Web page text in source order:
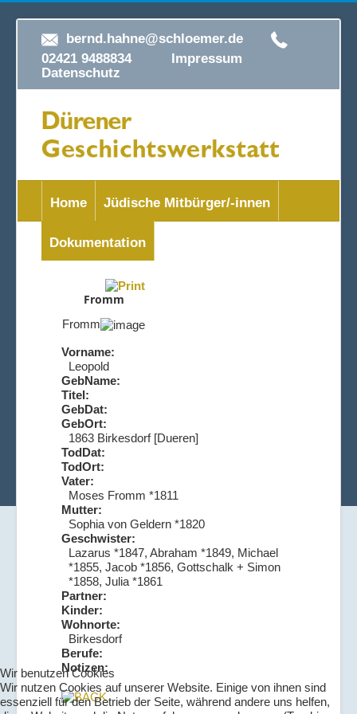
bernd.hahne@schloemer.de
02421 9488834 Impressum
Datenschutz
Home Jüdische Mitbürger/-innen
Dokumentation
Fromm
Fromm
Vorname:
Leopold
GebName:
Titel:
GebDat:
GebOrt:
1863 Birkesdorf [Dueren]
TodDat:
TodOrt:
Vater:
Moses Fromm *1811
Mutter:
Sophia von Geldern *1820
Geschwister:
Lazarus *1847, Abraham *1849, Michael
*1855, Jacob *1856, Gottschalk + Simon
*1858, Julia *1861
Partner:
Kinder:
Wohnorte:
Birkesdorf
Berufe:
Notizen:
Wir benutzen Cookies
Wir nutzen Cookies auf unserer Website. Einige von ihnen sind
essenziell für den Betrieb der Seite, während andere uns helfen,